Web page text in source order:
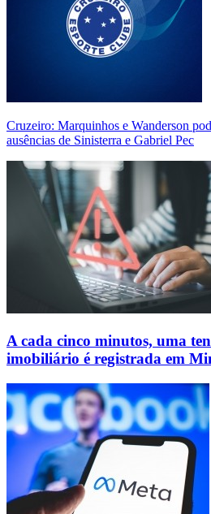
Cruzeiro: Marquinhos e Wanderson
ausências de Sinisterra e Gabriel Pec
A cada cinco minutos, uma
imobiliário é registrada em